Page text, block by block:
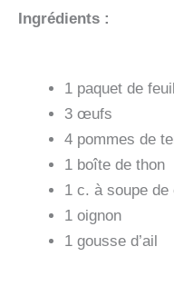
Ingrédients :
1 paquet de
3 œufs
4 pommes de
1 boîte de thon
1 c. à soupe de
1 oignon
1 gousse d’ail